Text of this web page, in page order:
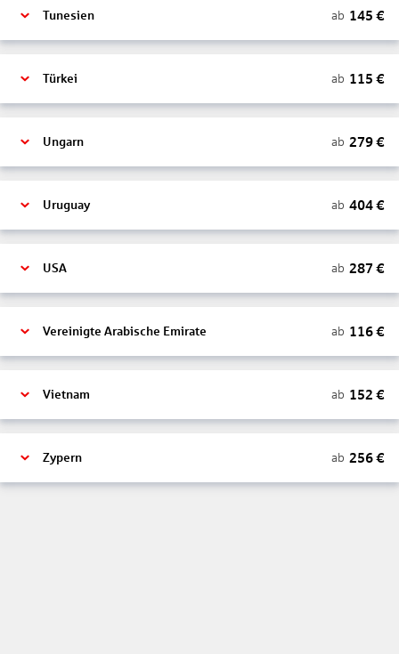
Tunesien ab 145 €
Türkei ab 115 €
Ungarn ab 279€
Uruguay ab 404€
USA ab 287 €
Vereinigte Arabische Emirate ab 116€
Vietnam ab 152 €
Zypern ab 256€